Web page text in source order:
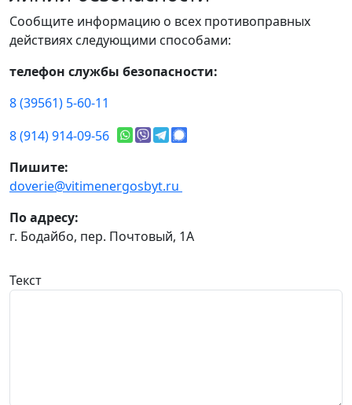
Сообщите информацию о всех противоправных
действиях следующими способами:
телефон службы безопасности:
8 (39561) 5-60-11
8 (914) 914-09-56
Пишите:
doverie@vitimenergosbyt.ru
По адресу:
г. Бодайбо, пер. Почтовый, 1А
Текст